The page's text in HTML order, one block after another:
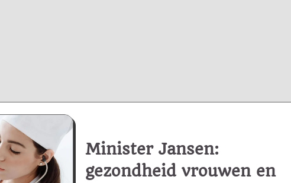
Minister Jansen:
gezondheid vrouwen en